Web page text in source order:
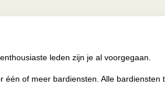
leden zijn je al voorgegaan.
of meer bardiensten. Alle